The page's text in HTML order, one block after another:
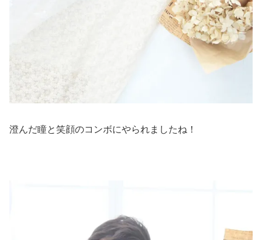
澄んだ瞳と笑顔のコンボにやられましたね！